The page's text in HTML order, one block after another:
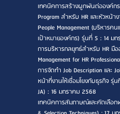
เทคนิคการสร้างผูกพันต่อองค์กร
Program สำหรับ HR และหัวหน้
People Management (บริหารคน
เป้าหมายองค์กร) รุ่นที่ 5 : 14 ม
การบริหารกลยุทธ์สำหรับ HR มื
Management for HR
การจัดทำ Job Description และ
หน้าที่งานให้เชื่อมโยงกับธุรกิจ รุ่
JA) : 16 มกราคม 2568
เทคนิคการสัมภาษณ์และคัดเลือ